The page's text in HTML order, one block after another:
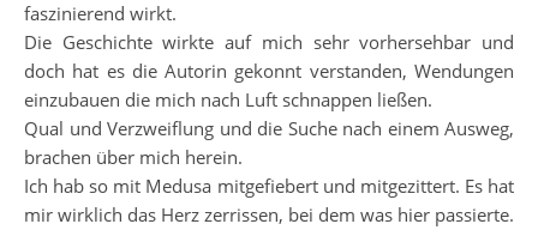
faszinierend wirkt.
Die Geschichte wirkte auf mich sehr vorhersehbar und
doch hat es die Autorin gekonnt verstanden, Wendungen
einzubauen die mich nach Luft schnappen ließen.
Qual und Verzweiflung und die Suche nach einem Ausweg,
brachen über mich herein.
Ich hab so mit Medusa mitgefiebert und mitgezittert. Es hat
mir wirklich das Herz zerrissen, bei dem was hier passierte.